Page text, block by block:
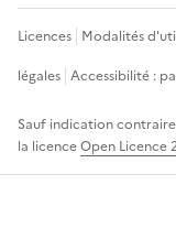
Licences Modalités
légales Accessibilité :
Sauf indication
la licenceOpen Licence